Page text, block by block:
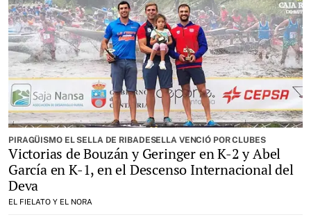
PIRAGÜISMO EL SELLA DE RIBADESELLA VENCIÓ POR CLUBES
Victorias de Bouzán y Geringer en K-2 y Abel
García en K-1, en el Descenso Internacional del
Deva
EL FIELATO Y EL NORA